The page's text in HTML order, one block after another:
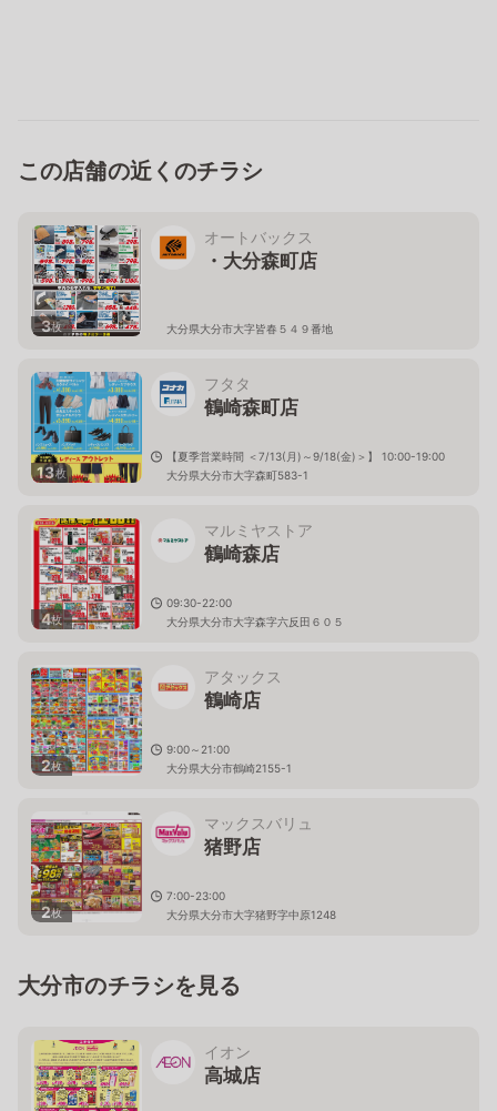
この店舗の近くのチラシ
3枚
オートバックス
・大分森町店
大分県大分市大字皆春５４９番地
13枚
フタタ
鶴崎森町店
【夏季営業時間 ＜7/13(月)～9/18(金)＞】 10:00-19:00
大分県大分市大字森町583-1
4枚
マルミヤストア
鶴崎森店
09:30-22:00
大分県大分市大字森字六反田６０５
2枚
アタックス
鶴崎店
9:00～21:00
大分県大分市鶴崎2155-1
2枚
マックスバリュ
猪野店
7:00-23:00
大分県大分市大字猪野字中原1248
大分市のチラシを見る
イオン
高城店